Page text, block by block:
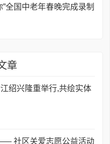
”全国中老年春晚完成录制
章
绍兴隆重举行,共绘实体
社区关爱志愿公益活动